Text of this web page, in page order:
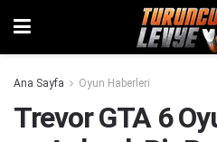
Ana Sayfa Oyun Haberleri
Trevor GTA 6